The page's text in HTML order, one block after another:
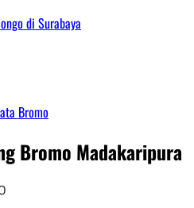
di Surabaya
Bromo
Bromo Madakaripura